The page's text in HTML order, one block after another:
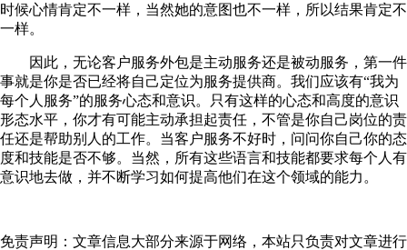
时候心情肯定不一样，当然她的意图也不一样，所以结果肯定不
一样。
因此，无论客户服务外包是主动服务还是被动服务，第一件
事就是你是否已经将自己定位为服务提供商。我们应该有“我为
每个人服务”的服务心态和意识。只有这样的心态和高度的意识
形态水平，你才有可能主动承担起责任，不管是你自己岗位的责
任还是帮助别人的工作。当客户服务不好时，问问你自己你的态
度和技能是否不够。当然，所有这些语言和技能都要求每个人有
意识地去做，并不断学习如何提高他们在这个领域的能力。
免责声明：文章信息大部分来源于网络，本站只负责对文章进行